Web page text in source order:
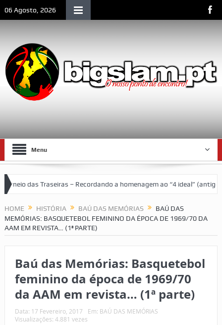
06 Agosto, 2026
Menu
a homenagem ao “4 ideal” (antigos atletas
HOME HISTÓRIA BAÚ DAS MEMÓRIAS
BAÚ DAS
MEMÓRIAS: BASQUETEBOL FEMININO DA ÉPOCA DE 1969/70 DA
AAM EM REVISTA… (1ª PARTE)
Baú das Memórias: Basquetebol
feminino da época de 1969/70
da AAM em revista… (1ª parte)
Data: 17 Fevereiro, 2017 Em: BAÚ DAS MEMÓRIAS
Visualizações: 4.881 vezes